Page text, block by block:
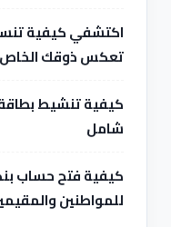
اكتشفي كيفية
تعكس ذوقك
كيفية تنشيط
شامل
كيفية فتح حساب
للمواطنين